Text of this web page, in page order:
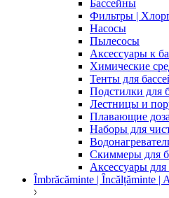
Бассейны
Фильтры |
Насосы
Пылесосы
Аксессуары к
Химические
Тенты для
Подстилки для
Лестницы и
Плавающие
Наборы для
Скиммеры для
Аксессуары
Îmbrăcăminte | Încălțăminte |